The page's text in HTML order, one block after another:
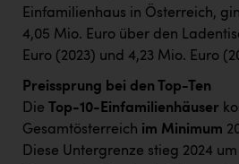
Einfamilienhaus in Österreich,
4,05 Mio. Euro über den
Euro (2023) und 4,23 Mio. Euro
Preissprung bei den Top-Ten
Die Top-10-Einfamilienhäuser
Gesamtösterreich im Minimum
Diese Untergrenze stieg 2024 um